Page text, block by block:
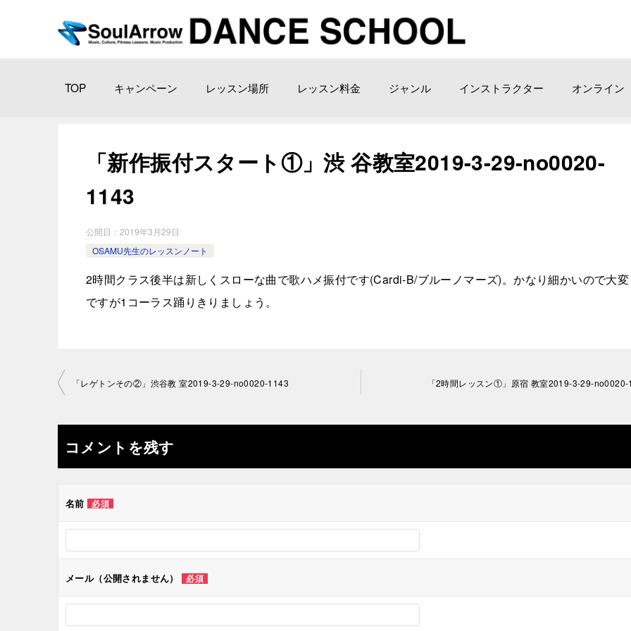
TOP キャンペーン レッスン場所 レッスン料金 ジャンル インストラクター オンライン
「新作振付スタート①」渋 谷教室2019-3-29-no0020-
1143
公開日： 2019年3月29日
OSAMU先生のレッスンノート
2時間クラス後半は新しくスローな曲で歌ハメ振付です(Cardi-B/ブルーノマーズ)。かなり細かいので大変
ですが1コーラス踊りきりましょう。
投
ナ
ビ
ゲ
ー
ン
「レゲトンその②」渋谷教 室2019-3-29-no0020-1143 「2時間レッスン①」原宿 教室2019-3-29-
コメントを残す
名前 必須
メール（公開されません） 必須